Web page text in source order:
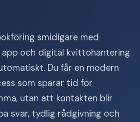
smidigare med
app och digital kvittohantering
Du får en modern
som sparar tid för
utan att kontakten blir
svar, tydlig rådgivning och